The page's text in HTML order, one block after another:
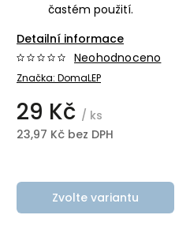
častém použití.
Detailní informace
Značka: DomaLEP
Neohodnoceno
29 Kč / ks
23,97 Kč bez DPH
Zvolte variantu